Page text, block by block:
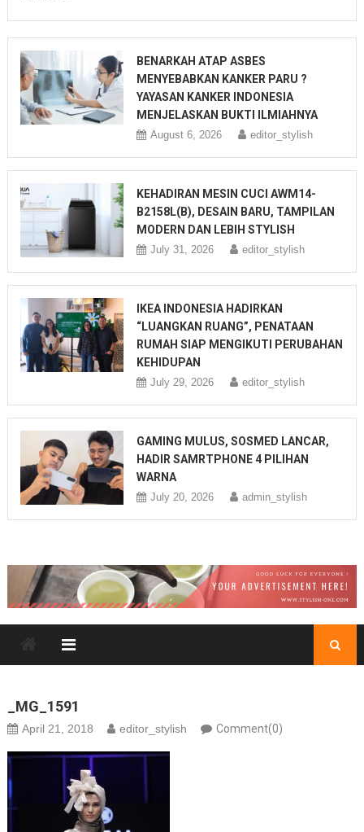
BENARKAH ATAP ASBES
MENYEBABKAN KANKER PARU ?
YAYASAN KANKER INDONESIA
MENJELASKAN BUKTI ILMIAHNYA
August 6, 2026 editor_stylish
KEHADIRAN MESIN CUCI AWM14-
B2158L(B), DESAIN BARU, TAMPILAN
MODERN DAN LEBIH STYLISH
July 31, 2026 editor_stylish
IKEA INDONESIA HADIRKAN
“LUANGKAN RUANG”, PENATAAN
RUMAH SIAP MENGIKUTI PERUBAHAN
KEHIDUPAN
July 29, 2026 editor_stylish
GAMING MULUS, SOSMED LANCAR,
HADIR SAMRTPHONE 4 PILIHAN
WARNA
July 20, 2026 admin_stylish
_MG_1591
April 21, 2018 editor_stylish Comment(0)